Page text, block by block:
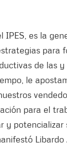
IPES, es la
para
de las
le
para el
y potencializar